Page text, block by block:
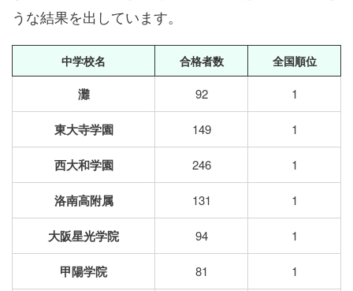
うな結果を出しています。
中学校名 合格者数 全国順位
灘 92 1
東大寺学園 149 1
西大和学園 246 1
洛南高附属 131 1
大阪星光学院 94 1
甲陽学院 81 1